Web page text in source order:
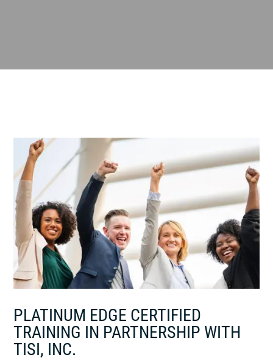
PLATINUM EDGE CERTIFIED
TRAINING IN PARTNERSHIP WITH
TISI, INC.